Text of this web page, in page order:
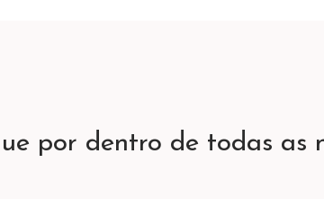
por dentro de todas as